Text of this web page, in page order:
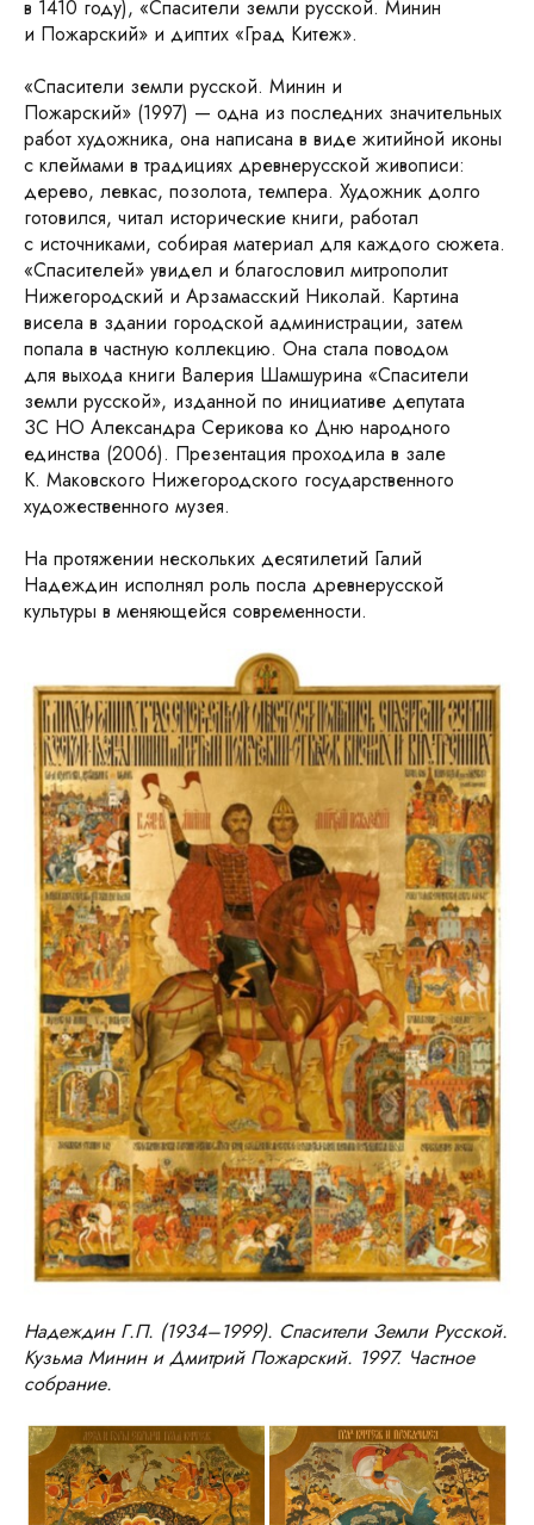
в 1410 году), «Спасители земли русской. Минин
и Пожарский» и диптих «Град Китеж».
«Спасители земли русской. Минин и
Пожарский» (1997) — одна из последних значительных
работ художника, она написана в виде житийной иконы
с клеймами в традициях древнерусской живописи:
дерево, левкас, позолота, темпера. Художник долго
готовился, читал исторические книги, работал
с источниками, собирая материал для каждого сюжета.
«Спасителей» увидел и благословил митрополит
Нижегородский и Арзамасский Николай. Картина
висела в здании городской администрации, затем
попала в частную коллекцию. Она стала поводом
для выхода книги Валерия Шамшурина «Спасители
земли русской», изданной по инициативе депутата
ЗС НО Александра Серикова ко Дню народного
единства (2006). Презентация проходила в зале
К. Маковского Нижегородского государственного
художественного музея.
На протяжении нескольких десятилетий Галий
Надеждин исполнял роль посла древнерусской
культуры в меняющейся современности.
Надеждин Г.П. (1934–1999). Спасители Земли Русской.
Кузьма Минин и Дмитрий Пожарский. 1997. Частное
собрание.